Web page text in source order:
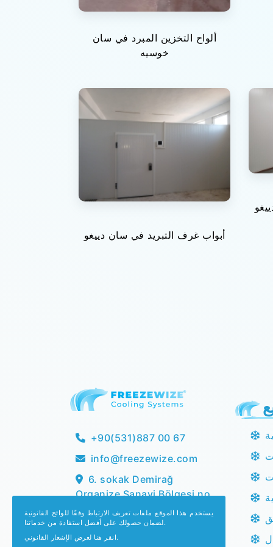
ألواح التخزين المبرد في سان
خوسيه
أبواب غرف التبريد في سان دييغو
+90(531)887 00 67
info@freezewize.com
6. sokak Demirağ
Organize Sanayi Bölgesi no
10/1, 58000
Doğanca/merkez/Sivas
يستخدم هذا الموقع ملفات تعريف الارتباط وفقًا للوائح القانونية
لضمان حصولك على أفضل استفادة من خدماتنا.
انقر هنا لعرض الإشعار القانوني.